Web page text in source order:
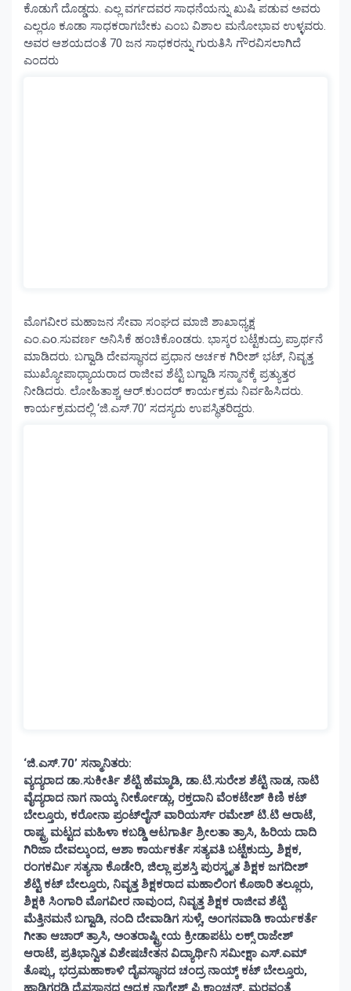
ಕೊಡುಗೆ ದೊಡ್ಡದು. ಎಲ್ಲ ವರ್ಗದವರ ಸಾಧನೆಯನ್ನು ಖುಷಿ ಪಡುವ ಅವರು
ಎಲ್ಲರೂ ಕೂಡಾ ಸಾಧಕರಾಗಬೇಕು ಎಂಬ ವಿಶಾಲ ಮನೋಭಾವ ಉಳ್ಳವರು.
ಅವರ ಆಶಯದಂತೆ 70 ಜನ ಸಾಧಕರನ್ನು ಗುರುತಿಸಿ ಗೌರವಿಸಲಾಗಿದೆ
ಎಂದರು
ಮೊಗವೀರ ಮಹಾಜನ ಸೇವಾ ಸಂಘದ ಮಾಜಿ ಶಾಖಾಧ್ಯಕ್ಷ
ಎಂ.ಎo.ಸುವರ್ಣ ಅನಿಸಿಕೆ ಹಂಚಿಕೊoಡರು. ಭಾಸ್ಕರ ಬಟ್ಟೆಕುದ್ರು ಪ್ರಾರ್ಥನೆ
ಮಾಡಿದರು. ಬಗ್ವಾಡಿ ದೇವಸ್ಥಾನದ ಪ್ರಧಾನ ಅರ್ಚಕ ಗಿರೀಶ್ ಭಟ್, ನಿವೃತ್ತ
ಮುಖ್ಯೋಪಾಧ್ಯಾಯರಾದ ರಾಜೀವ ಶೆಟ್ಟಿ ಬಗ್ವಾಡಿ ಸನ್ಮಾನಕ್ಕೆ ಪ್ರತ್ಯುತ್ತರ
ನೀಡಿದರು. ಲೋಹಿತಾಶ್ಚ ಆರ್.ಕುಂದರ್ ಕಾರ್ಯಕ್ರಮ ನಿರ್ವಹಿಸಿದರು.
ಕಾರ್ಯಕ್ರಮದಲ್ಲಿ ‘ಜಿ.ಎಸ್.70’ ಸದಸ್ಯರು ಉಪಸ್ಥಿತರಿದ್ದರು.
‘ಜಿ.ಎಸ್.70’ ಸನ್ಮಾನಿತರು:
ವ್ಯದ್ಯರಾದ ಡಾ.ಸುಕೀರ್ತಿ ಶೆಟ್ಟಿ ಹೆಮ್ಮಾಡಿ, ಡಾ.ಟಿ.ಸುರೇಶ ಶೆಟ್ಟಿ ನಾಡ, ನಾಟಿ
ವೈದ್ಯರಾದ ನಾಗ ನಾಯ್ಕ ನೀರ್ಕೋಡ್ಲು, ರಕ್ತದಾನಿ ವೆಂಕಟೇಶ್ ಕಿಣಿ ಕಟ್
ಬೇಲ್ತೂರು, ಕರೋನಾ ಪ್ರಂಟ್‌ಲೈನ್ ವಾರಿಯರ್ಸ್ ರಮೇಶ್ ಟಿ.ಟಿ ಆರಾಟೆ,
ರಾಷ್ಟ್ರ ಮಟ್ಟದ ಮಹಿಳಾ ಕಬಡ್ಡಿ ಆಟಗಾರ್ತಿ ಶ್ರೀಲತಾ ತ್ರಾಸಿ, ಹಿರಿಯ ದಾದಿ
ಗಿರಿಜಾ ದೇವಲ್ಕುಂದ, ಆಶಾ ಕಾರ್ಯಕರ್ತೆ ಸತ್ಯವತಿ ಬಟ್ಟೆಕುದ್ರು, ಶಿಕ್ಷಕ,
ರಂಗಕರ್ಮಿ ಸತ್ಯನಾ ಕೊಡೇರಿ, ಜಿಲ್ಲಾ ಪ್ರಶಸ್ತಿ ಪುರಸ್ಕೃತ ಶಿಕ್ಷಕ ಜಗದೀಶ್
ಶೆಟ್ಟಿ ಕಟ್ ಬೇಲ್ತೂರು, ನಿವೃತ್ತ ಶಿಕ್ಷಕರಾದ ಮಹಾಲಿಂಗ ಕೊಠಾರಿ ತಲ್ಲೂರು,
ಶಿಕ್ಷಕಿ ಸಿಂಗಾರಿ ಮೊಗವೀರ ನಾವುಂದ, ನಿವೃತ್ತ ಶಿಕ್ಷಕ ರಾಜೀವ ಶೆಟ್ಟಿ
ಮೆತ್ತಿನಮನೆ ಬಗ್ವಾಡಿ, ನಂದಿ ದೇವಾಡಿಗ ಸುಳ್ಸೆ, ಅಂಗನವಾಡಿ ಕಾರ್ಯಕರ್ತೆ
ಗೀತಾ ಆಚಾರ್ ತ್ರಾಸಿ, ಅಂತರಾಷ್ಟ್ರೀಯ ಕ್ರೀಡಾಪಟು ಲಕ್ಸ್ ರಾಜೇಶ್
ಆರಾಟೆ, ಪ್ರತಿಭಾನ್ವಿತ ವಿಶೇಷಚೇತನ ವಿದ್ಯಾರ್ಥಿನಿ ಸಮೀಕ್ಷಾ ಎಸ್.ಎಮ್
ತೊಪ್ಲು, ಭದ್ರಮಹಾಕಾಳಿ ದೈವಸ್ಥಾನದ ಚಂದ್ರ ನಾಯ್ಕ್ ಕಟ್ ಬೇಲ್ತೂರು,
ಹಾಡಿಗರಡಿ ದೈವಸ್ಥಾನದ ಅಧ್ಯಕ್ಷ ನಾಗೇಶ್ ಪಿ.ಕಾಂಚನ್, ಮರವಂತೆ